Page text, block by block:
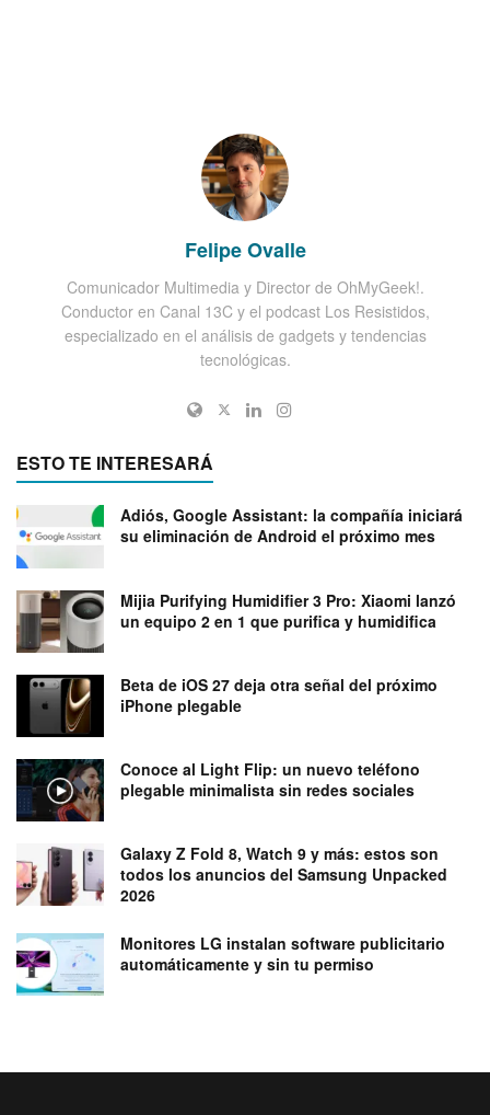
Felipe Ovalle
Comunicador Multimedia y Director de OhMyGeek!.
Conductor en Canal 13C y el podcast Los Resistidos,
especializado en el análisis de gadgets y tendencias
tecnológicas.
ESTO TE INTERESARÁ
Adiós, Google Assistant: la compañía iniciará
su eliminación de Android el próximo mes
Mijia Purifying Humidifier 3 Pro: Xiaomi lanzó
un equipo 2 en 1 que purifica y humidifica
Beta de iOS 27 deja otra señal del próximo
iPhone plegable
Conoce al Light Flip: un nuevo teléfono
plegable minimalista sin redes sociales
Galaxy Z Fold 8, Watch 9 y más: estos son
todos los anuncios del Samsung Unpacked
2026
Monitores LG instalan software publicitario
automáticamente y sin tu permiso